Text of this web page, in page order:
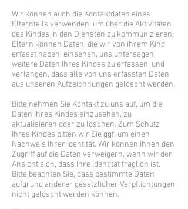
Wir können auch die Kontaktdaten eines
Elternteils verwenden, um über die Aktivitäten
des Kindes in den Diensten zu kommunizieren.
Eltern können Daten, die wir von ihrem Kind
erfasst haben, einsehen, uns untersagen,
weitere Daten Ihres Kindes zu erfassen, und
verlangen, dass alle von uns erfassten Daten
aus unseren Aufzeichnungen gelöscht werden.
Bitte nehmen Sie Kontakt zu uns auf, um die
Daten Ihres Kindes einzusehen, zu
aktualisieren oder zu löschen. Zum Schutz
Ihres Kindes bitten wir Sie ggf. um einen
Nachweis Ihrer Identität. Wir können Ihnen den
Zugriff auf die Daten verweigern, wenn wir der
Ansicht sich, dass Ihre Identität fraglich ist.
Bitte beachten Sie, dass bestimmte Daten
aufgrund anderer gesetzlicher Verpflichtungen
nicht gelöscht werden können.